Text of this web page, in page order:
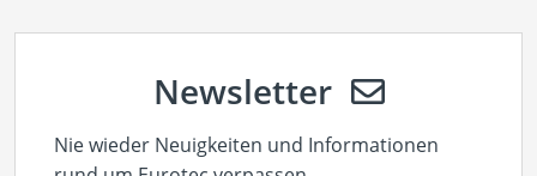
Newsletter
Nie wieder Neuigkeiten und Informationen